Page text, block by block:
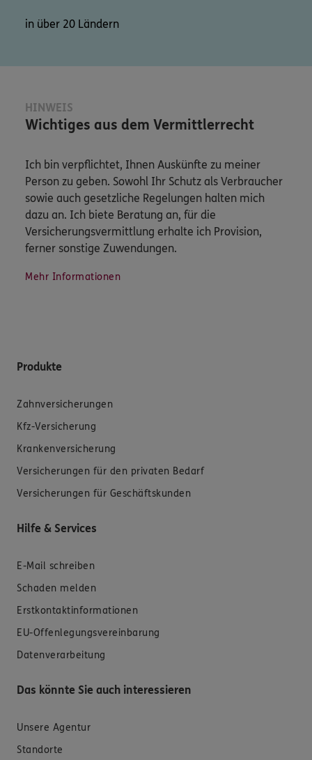
in über 20 Ländern
HINWEIS
Wichtiges aus dem Vermittlerrecht
Ich bin verpflichtet, Ihnen Auskünfte zu meiner
Person zu geben. Sowohl Ihr Schutz als Verbraucher
sowie auch gesetzliche Regelungen halten mich
dazu an. Ich biete Beratung an, für die
Versicherungsvermittlung erhalte ich Provision,
ferner sonstige Zuwendungen.
Mehr Informationen
Produkte
Zahnversicherungen
Kfz-Versicherung
Krankenversicherung
Versicherungen für den privaten Bedarf
Versicherungen für Geschäftskunden
Hilfe & Services
E-Mail schreiben
Schaden melden
Erstkontaktinformationen
EU-Offenlegungsvereinbarung
Datenverarbeitung
Das könnte Sie auch interessieren
Unsere Agentur
Standorte